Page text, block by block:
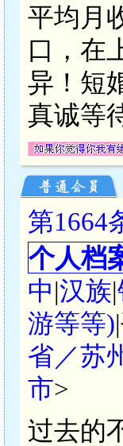
平均月
口，在
异！短
真诚等
第1664
个人档
中|汉族|
游等等)
省／苏
市>
过去的